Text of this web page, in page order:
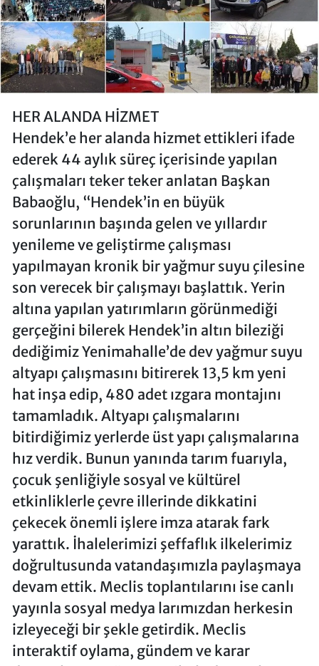
HER ALANDA HİZMET
Hendek’e her alanda hizmet ettikleri ifade
ederek 44 aylık süreç içerisinde yapılan
çalışmaları teker teker anlatan Başkan
Babaoğlu, “Hendek’in en büyük
sorunlarının başında gelen ve yıllardır
yenileme ve geliştirme çalışması
yapılmayan kronik bir yağmur suyu çilesine
son verecek bir çalışmayı başlattık. Yerin
altına yapılan yatırımların görünmediği
gerçeğini bilerek Hendek’in altın bileziği
dediğimiz Yenimahalle’de dev yağmur suyu
altyapı çalışmasını bitirerek 13,5 km yeni
hat inşa edip, 480 adet ızgara montajını
tamamladık. Altyapı çalışmalarını
bitirdiğimiz yerlerde üst yapı çalışmalarına
hız verdik. Bunun yanında tarım fuarıyla,
çocuk şenliğiyle sosyal ve kültürel
etkinliklerle çevre illerinde dikkatini
çekecek önemli işlere imza atarak fark
yarattık. İhalelerimizi şeffaflık ilkelerimiz
doğrultusunda vatandaşımızla paylaşmaya
devam ettik. Meclis toplantılarını ise canlı
yayınla sosyal medya larımızdan herkesin
izleyeceği bir şekle getirdik. Meclis
interaktif oylama, gündem ve karar